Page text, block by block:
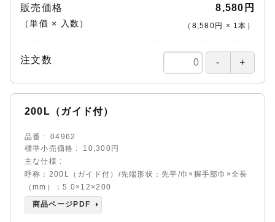
販売価格
（単価 × 入数）
8,580円
（ 8,580円 × 1本 ）
注文数
200L（ガイド付）
品番
04962
標準小売価格
10,300円
主な仕様
呼称：200L（ガイド付）/先端形状：先平/巾×握手部巾×全長
（mm）：5.0×12×200
商品ページPDF